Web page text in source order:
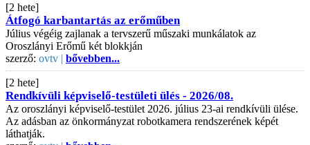
[2 hete]
Átfogó karbantartás az erőműben
Július végéig zajlanak a tervszerű műszaki munkálatok az
Oroszlányi Erőmű két blokkján
szerző: ovtv | bővebben...
[2 hete]
Rendkívüli képviselő-testületi ülés - 2026/08.
Az oroszlányi képviselő-testület 2026. július 23-ai rendkívüli ülése.
Az adásban az önkormányzat robotkamera rendszerének képét
láthatják.